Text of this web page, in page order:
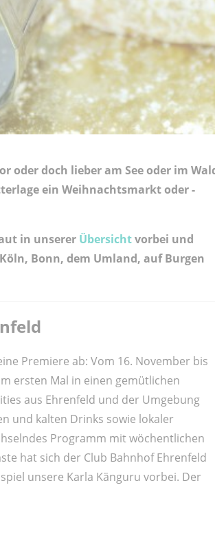
oder doch lieber am See oder im
ein Weihnachtsmarkt oder -
in unserer Übersichtvorbei und
Bonn, dem Umland, auf Burgen
Premiere ab: Vom 16. November bis
ersten Mal in einen gemütlichen
aus Ehrenfeld und der Umgebung
und kalten Drinks sowie lokaler
Programm mit wöchentlichen
hat sich der Club Bahnhof Ehrenfeld
unsere Karla Känguru vorbei. Der